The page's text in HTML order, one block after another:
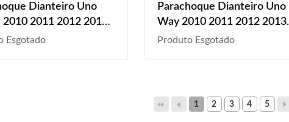
Dianteiro Uno
2010 2011 2012 2013
2016 Kit Grampo
Esgotado
Parachoque Dianteiro Uno
Way 2010 2011 2012 2013
2014 2015 2016 Kit Grampo
Produto Esgotado
1 2 3 4 5